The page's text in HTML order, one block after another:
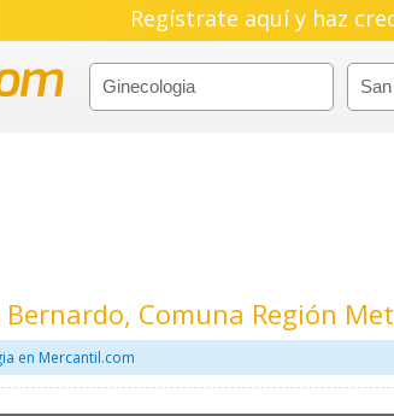
Regístrate aquí y haz
Bernardo, Comuna Región
en Mercantil.com